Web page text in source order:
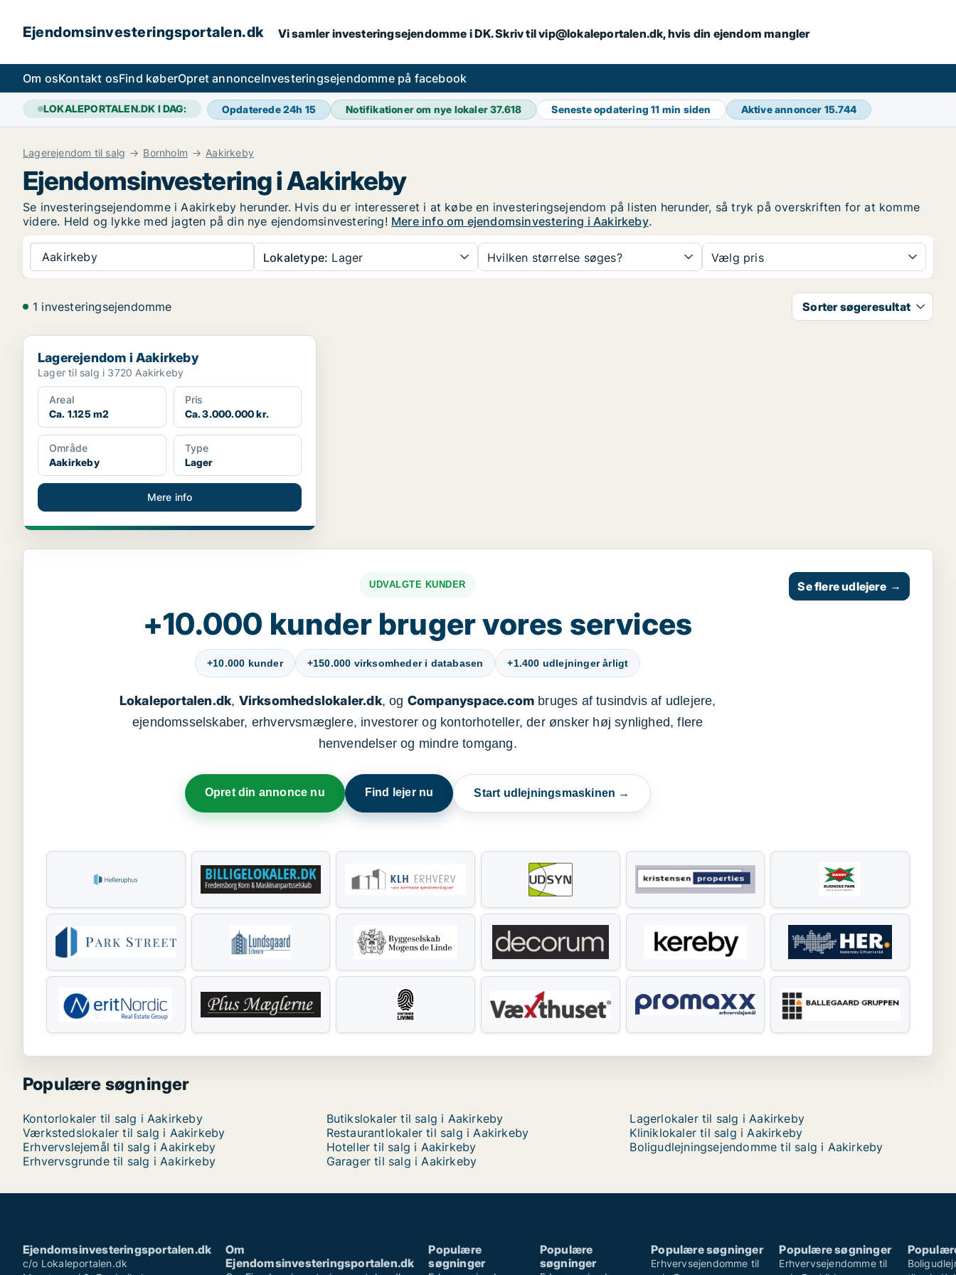
Ejendomsinvesteringsportalen.dk Vi samler investeringsejendomme i DK. Skriv til vip@lokaleportalen.dk, hvis din ejendom mangler
Om osKontakt osFind køberOpret annonceInvesteringsejendomme på facebook
LOKALEPORTALEN.DK I DAG: Opdaterede 24h 15 Notifikationer om nye lokaler37.618 Seneste opdatering11 min siden Aktive annoncer 15.744
Lagerejendom til salg Bornholm Aakirkeby
Ejendomsinvestering i Aakirkeby
Se investeringsejendomme i Aakirkeby herunder. Hvis du er interesseret i at købe en investeringsejendom på listen herunder, så tryk på overskriften for at komme
videre. Held og lykke med jagten på din nye ejendomsinvestering! Mere info om ejendomsinvestering i Aakirkeby.
Aakirkeby Lokaletype: Lager Hvilken størrelse søges? Vælg pris
1 investeringsejendomme Sorter søgeresultat
Lagerejendom i Aakirkeby
Lagerejendom i Aakirkeby
Lager til salg i 3720 Aakirkeby
Areal
Ca. 1.125 m2
Pris
Ca. 3.000.000 kr.
Område
Aakirkeby
Type
Lager
Mere info
UDVALGTE KUNDER
+10.000 kunder bruger vores services
+10.000 kunder +150.000 virksomheder i databasen +1.400 udlejninger årligt
Lokaleportalen.dk, Virksomhedslokaler.dk, og Companyspace.combruges af tusindvis af udlejere,
ejendomsselskaber, erhvervsmæglere, investorer og kontorhoteller, der ønsker høj synlighed, flere
henvendelser og mindre tomgang.
Opret din annonce nu Find lejer nu Start udlejningsmaskinen →
Se flere udlejere →
Populære søgninger
Kontorlokaler til salg i Aakirkeby Butikslokaler til salg i Aakirkeby
Lagerlokaler til salg i Aakirkeby
Værkstedslokaler til salg i Aakirkeby
Restaurantlokaler til salg i Aakirkeby
Kliniklokaler til salg i Aakirkeby
Erhvervslejemål til salg i Aakirkeby
Hoteller til salg i Aakirkeby
Boligudlejningsejendomme til salg i Aakirkeby
Erhvervsgrunde til salg i Aakirkeby
Garager til salg i Aakirkeby
Ejendomsinvesteringsportalen.dk
c/o Lokaleportalen.dk
Om
Ejendomsinvesteringsportalen.dk
Populære
søgninger
Populære
søgninger
Populære søgninger
Erhvervsejendomme til
Populære søgninger
Erhvervsejendomme til